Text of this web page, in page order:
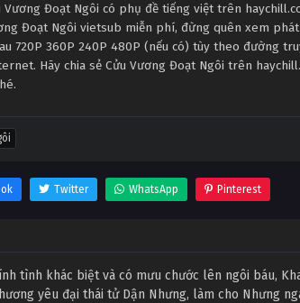
Vương Đoạt Ngôi có phụ đề tiếng việt trên
Đoạt Ngôi vietsub miễn phí, đừng quên xem
720P 360P 240P 480P (nếu có) tùy theo đường
Hãy chia sẻ Cửu Vương Đoạt Ngôi trên
Twitter WhatsApp Pinterest
tình khác biệt và có mưu chước lên ngôi báu,
yêu đại thái tử Dận Nhưng, làm cho Nhưng